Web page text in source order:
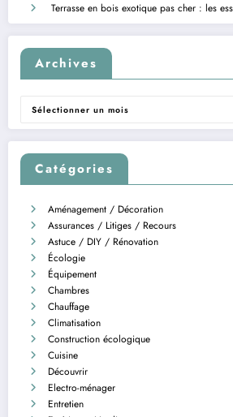
Terrasse en bois exotique pas cher : les
Archives
Archives
Catégories
Aménagement / Décoration
Assurances / Litiges / Recours
Astuce / DIY / Rénovation
Écologie
Équipement
Chambres
Chauffage
Climatisation
Construction écologique
Cuisine
Découvrir
Electro-ménager
Entretien